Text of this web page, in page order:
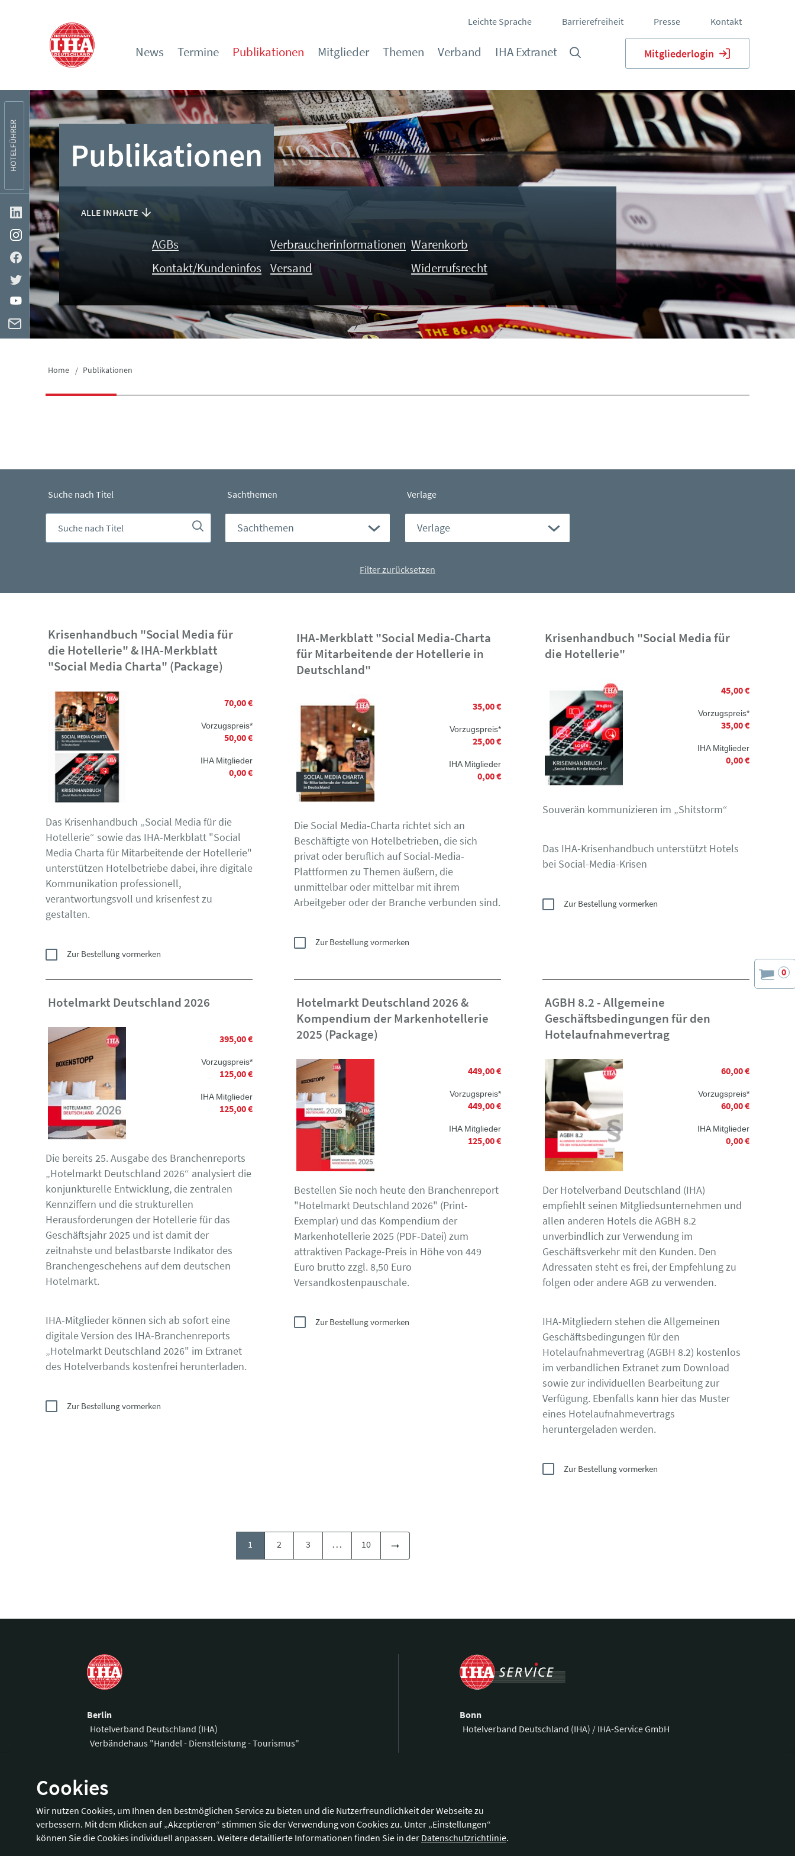
Cookies
Wir nutzen Cookies, um Ihnen den bestmöglichen Service zu bieten und die Nutzerfreundlichkeit der Webseite zu
verbessern. Mit dem Klicken auf „Akzeptieren“ stimmen Sie der Verwendung von Cookies zu. Unter „Einstellungen“
können Sie die Cookies individuell anpassen. Weitere detaillierte Informationen finden Sie in der Datenschutzrichtlinie.
Leichte Sprache Barrierefreiheit Presse Kontakt
News Termine Publikationen Mitglieder Themen Verband IHA Extranet Mitgliederlogin
HOTELFÜHRER Publikationen
ALLE INHALTE
AGBs
Kontakt/Kundeninfos
Verbraucherinformationen
Versand
Warenkorb
Widerrufsrecht
Home Publikationen
0
Suche nach Titel
SUCHE
Sachthemen Verlage
Filter zurücksetzen
Krisenhandbuch "Social Media für
die Hotellerie" & IHA-Merkblatt
"Social Media Charta" (Package)
70,00 €
Vorzugspreis*
50,00 €
IHA Mitglieder
0,00 €
Das Krisenhandbuch „Social Media für die
Hotellerie“ sowie das IHA-Merkblatt "Social
Media Charta für Mitarbeitende der Hotellerie"
unterstützen Hotelbetriebe dabei, ihre digitale
Kommunikation professionell,
verantwortungsvoll und krisenfest zu
gestalten.
Zur Bestellung vormerken
IHA-Merkblatt "Social Media-Charta
für Mitarbeitende der Hotellerie in
Deutschland"
35,00 €
Vorzugspreis*
25,00 €
IHA Mitglieder
0,00 €
Die Social Media-Charta richtet sich an
Beschäftigte von Hotelbetrieben, die sich
privat oder beruflich auf Social-Media-
Plattformen zu Themen äußern, die
unmittelbar oder mittelbar mit ihrem
Arbeitgeber oder der Branche verbunden sind.
Zur Bestellung vormerken
Krisenhandbuch "Social Media für
die Hotellerie"
45,00 €
Vorzugspreis*
35,00 €
IHA Mitglieder
0,00 €
Souverän kommunizieren im „Shitstorm“
Das IHA-Krisenhandbuch unterstützt Hotels
bei Social-Media-Krisen
Zur Bestellung vormerken
Hotelmarkt Deutschland 2026
395,00 €
Vorzugspreis*
125,00 €
IHA Mitglieder
125,00 €
Die bereits 25. Ausgabe des Branchenreports
„Hotelmarkt Deutschland 2026“ analysiert die
konjunkturelle Entwicklung, die zentralen
Kennziffern und die strukturellen
Herausforderungen der Hotellerie für das
Geschäftsjahr 2025 und ist damit der
zeitnahste und belastbarste Indikator des
Branchengeschehens auf dem deutschen
Hotelmarkt.
IHA-Mitglieder können sich ab sofort eine
digitale Version des IHA-Branchenreports
„Hotelmarkt Deutschland 2026" im Extranet
des Hotelverbands kostenfrei herunterladen.
Zur Bestellung vormerken
Hotelmarkt Deutschland 2026 &
Kompendium der Markenhotellerie
2025 (Package)
449,00 €
Vorzugspreis*
449,00 €
IHA Mitglieder
125,00 €
Bestellen Sie noch heute den Branchenreport
"Hotelmarkt Deutschland 2026" (Print-
Exemplar) und das Kompendium der
Markenhotellerie 2025 (PDF-Datei) zum
attraktiven Package-Preis in Höhe von 449
Euro brutto zzgl. 8,50 Euro
Versandkostenpauschale.
Zur Bestellung vormerken
AGBH 8.2 - Allgemeine
Geschäftsbedingungen für den
Hotelaufnahmevertrag
60,00 €
Vorzugspreis*
60,00 €
IHA Mitglieder
0,00 €
Der Hotelverband Deutschland (IHA)
empfiehlt seinen Mitgliedsunternehmen und
allen anderen Hotels die AGBH 8.2
unverbindlich zur Verwendung im
Geschäftsverkehr mit den Kunden. Den
Adressaten steht es frei, der Empfehlung zu
folgen oder andere AGB zu verwenden.
IHA-Mitgliedern stehen die Allgemeinen
Geschäftsbedingungen für den
Hotelaufnahmevertrag (AGBH 8.2) kostenlos
im verbandlichen Extranet zum Download
sowie zur individuellen Bearbeitung zur
Verfügung. Ebenfalls kann hier das Muster
eines Hotelaufnahmevertrags
heruntergeladen werden.
Zur Bestellung vormerken
1 2 3 … 10
Berlin
Hotelverband Deutschland (IHA)
Verbändehaus "Handel - Dienstleistung - Tourismus"
10117 Berlin
Wegbeschreibung
Bonn
Hotelverband Deutschland (IHA) / IHA-Service GmbH
Wegbeschreibung